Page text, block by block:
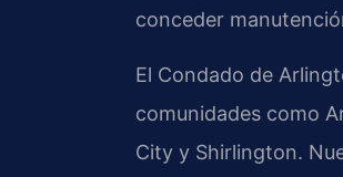
conceder
El Condado de
comunidades como
City y Shirlington.